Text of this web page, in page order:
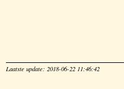
Laatste update: 2018-06-22 11:46:42